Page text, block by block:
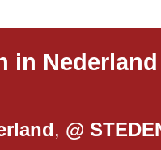
in Nederland
, @